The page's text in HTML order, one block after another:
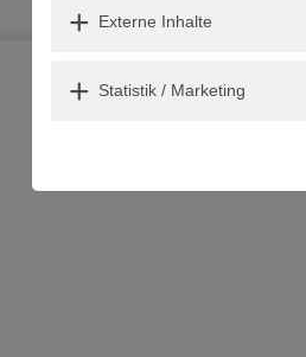
Externe Inhalte
Statistik / Marketing